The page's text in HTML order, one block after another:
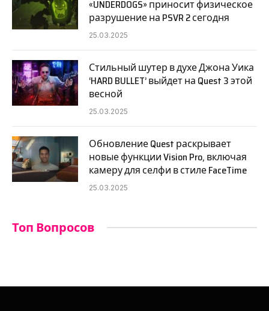
«UNDERDOGS» приносит физическое
разрушение на PSVR 2 сегодня
25.03.2025
Стильный шутер в духе Джона Уика
‘HARD BULLET’ выйдет на Quest 3 этой
весной
25.03.2025
Обновление Quest раскрывает
новые функции Vision Pro, включая
камеру для селфи в стиле FaceTime
25.03.2025
Топ Вопросов